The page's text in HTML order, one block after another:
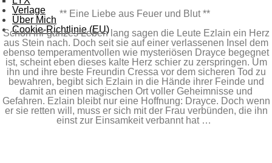
Verlage
Über Mich
Cookie-Richtlinie (EU)
** Eine Liebe aus Feuer und Blut **
Schon ihr ganzes Leben lang sagen die Leute Ezlain ein Herz
aus Stein nach. Doch seit sie auf einer verlassenen Insel dem
ebenso temperamentvollen wie mysteriösen Drayce begegnet
ist, scheint eben dieses kalte Herz schier zu zerspringen. Um
ihn und ihre beste Freundin Cressa vor dem sicheren Tod zu
bewahren, begibt sich Ezlain in die Hände ihrer Feinde und
damit an einen magischen Ort voller Geheimnisse und
Gefahren. Ezlain bleibt nur eine Hoffnung: Drayce. Doch wenn
er sie retten will, muss er sich mit der Frau verbünden, die ihn
einst zur Einsamkeit verbannt hat …